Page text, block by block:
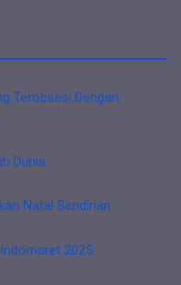
Terobsesi Dengan
Dunia
Natal Sendirian
2025